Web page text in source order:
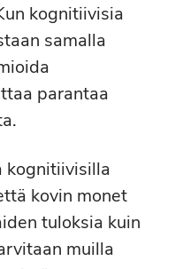
kognitiivisia
samalla
parantaa
kognitiivisilla
kovin monet
tuloksia kuin
muilla